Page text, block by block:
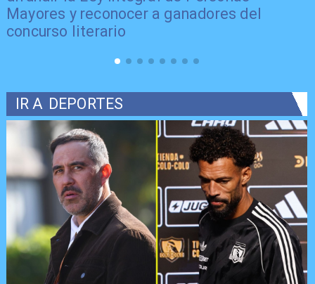
Mayores y reconocer a ganadores del
concurso literario
IR A DEPORTES